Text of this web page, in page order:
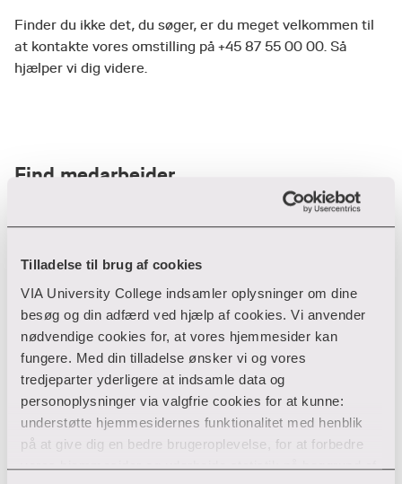
Tilladelse til brug af cookies
VIA University College indsamler oplysninger om dine
besøg og din adfærd ved hjælp af cookies. Vi anvender
nødvendige cookies for, at vores hjemmesider kan
fungere. Med din tilladelse ønsker vi og vores
tredjeparter yderligere at indsamle data og
personoplysninger via valgfrie cookies for at kunne:
understøtte hjemmesidernes funktionalitet med henblik
på at give dig en bedre brugeroplevelse, for at forbedre
vores hjemmesider og udarbejde statistik på baggrund af
Finder du ikke det, du søger, er du meget velkommen til
at kontakte vores omstilling på +45 87 55 00 00. Så
hjælper vi dig videre.
Find medarbejder
Filter
Ryd filtre
Din søgning gav desværre ikke noget resultat
Giv ikke op endnu!